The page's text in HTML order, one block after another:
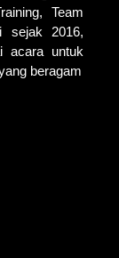
Team
sejak 2016,
acara untuk
beragam